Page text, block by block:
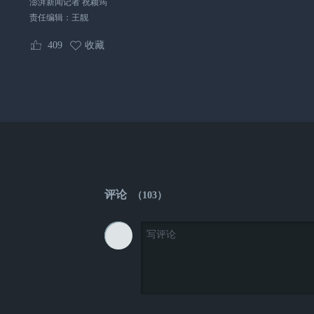
澎湃新闻记者 祝颖筠
责任编辑： 王靓
409 收藏
评论 （103）